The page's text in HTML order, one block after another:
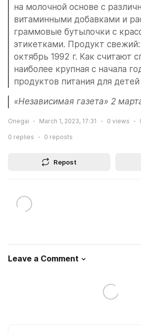
на молочной основе с
витаминными добавками и
граммовые бутылочки с
этикетками. Продукт
октябрь 1992 г. Как считают
наиболее крупная с начала
продуктов питания для детей
«Независимая газета» 2
Onegai March 1, 2023, 17:31 0 views
0 replies 0 reposts
Repost
Leave a Comment